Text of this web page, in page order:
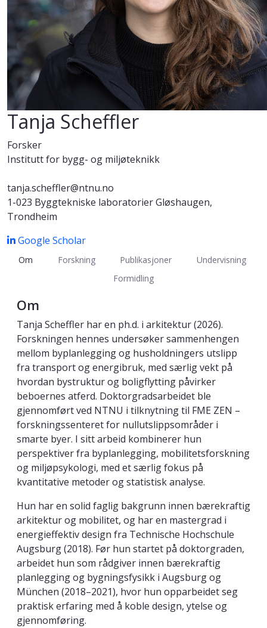
Tanja Scheffler
Forsker
Institutt for bygg- og miljøteknikk
tanja.scheffler@ntnu.no
1-023 Byggtekniske laboratorier Gløshaugen,
Trondheim
Google Scholar
Om Forskning Publikasjoner
Undervisning
Formidling
Om
Tanja Scheffler har en ph.d. i arkitektur (2026).
Forskningen hennes undersøker sammenhengen
mellom byplanlegging og husholdningers utslipp
fra transport og energibruk, med særlig vekt på
hvordan bystruktur og boligflytting påvirker
beboernes atferd. Doktorgradsarbeidet ble
gjennomført ved NTNU i tilknytning til FME ZEN –
forskningssenteret for nullutslippsområder i
smarte byer. I sitt arbeid kombinerer hun
perspektiver fra byplanlegging, mobilitetsforskning
og miljøpsykologi, med et særlig fokus på
kvantitative metoder og statistisk analyse.
Hun har en solid faglig bakgrunn innen bærekraftig
arkitektur og mobilitet, og har en mastergrad i
energieffektiv design fra Technische Hochschule
Augsburg (2018). Før hun startet på doktorgraden,
arbeidet hun som rådgiver innen bærekraftig
planlegging og bygningsfysikk i Augsburg og
München (2018–2021), hvor hun opparbeidet seg
praktisk erfaring med å koble design, ytelse og
gjennomføring.